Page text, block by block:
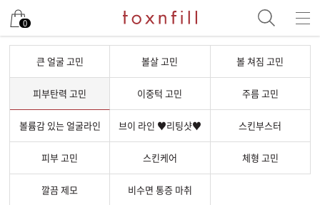
0
큰 얼굴 고민 볼살 고민 볼 쳐짐 고민
피부탄력 고민 이중턱 고민 주름 고민
볼륨감 있는 얼굴라인 브이 라인 ♥리팅샷♥ 스킨부스터
피부 고민 스킨케어 체형 고민
깔끔 제모 비수면 통증 마취
남은 시술/관리권 예약
남은 시술/관리권 종류 선택
색소
제모
여드름/모공
스킨부스터